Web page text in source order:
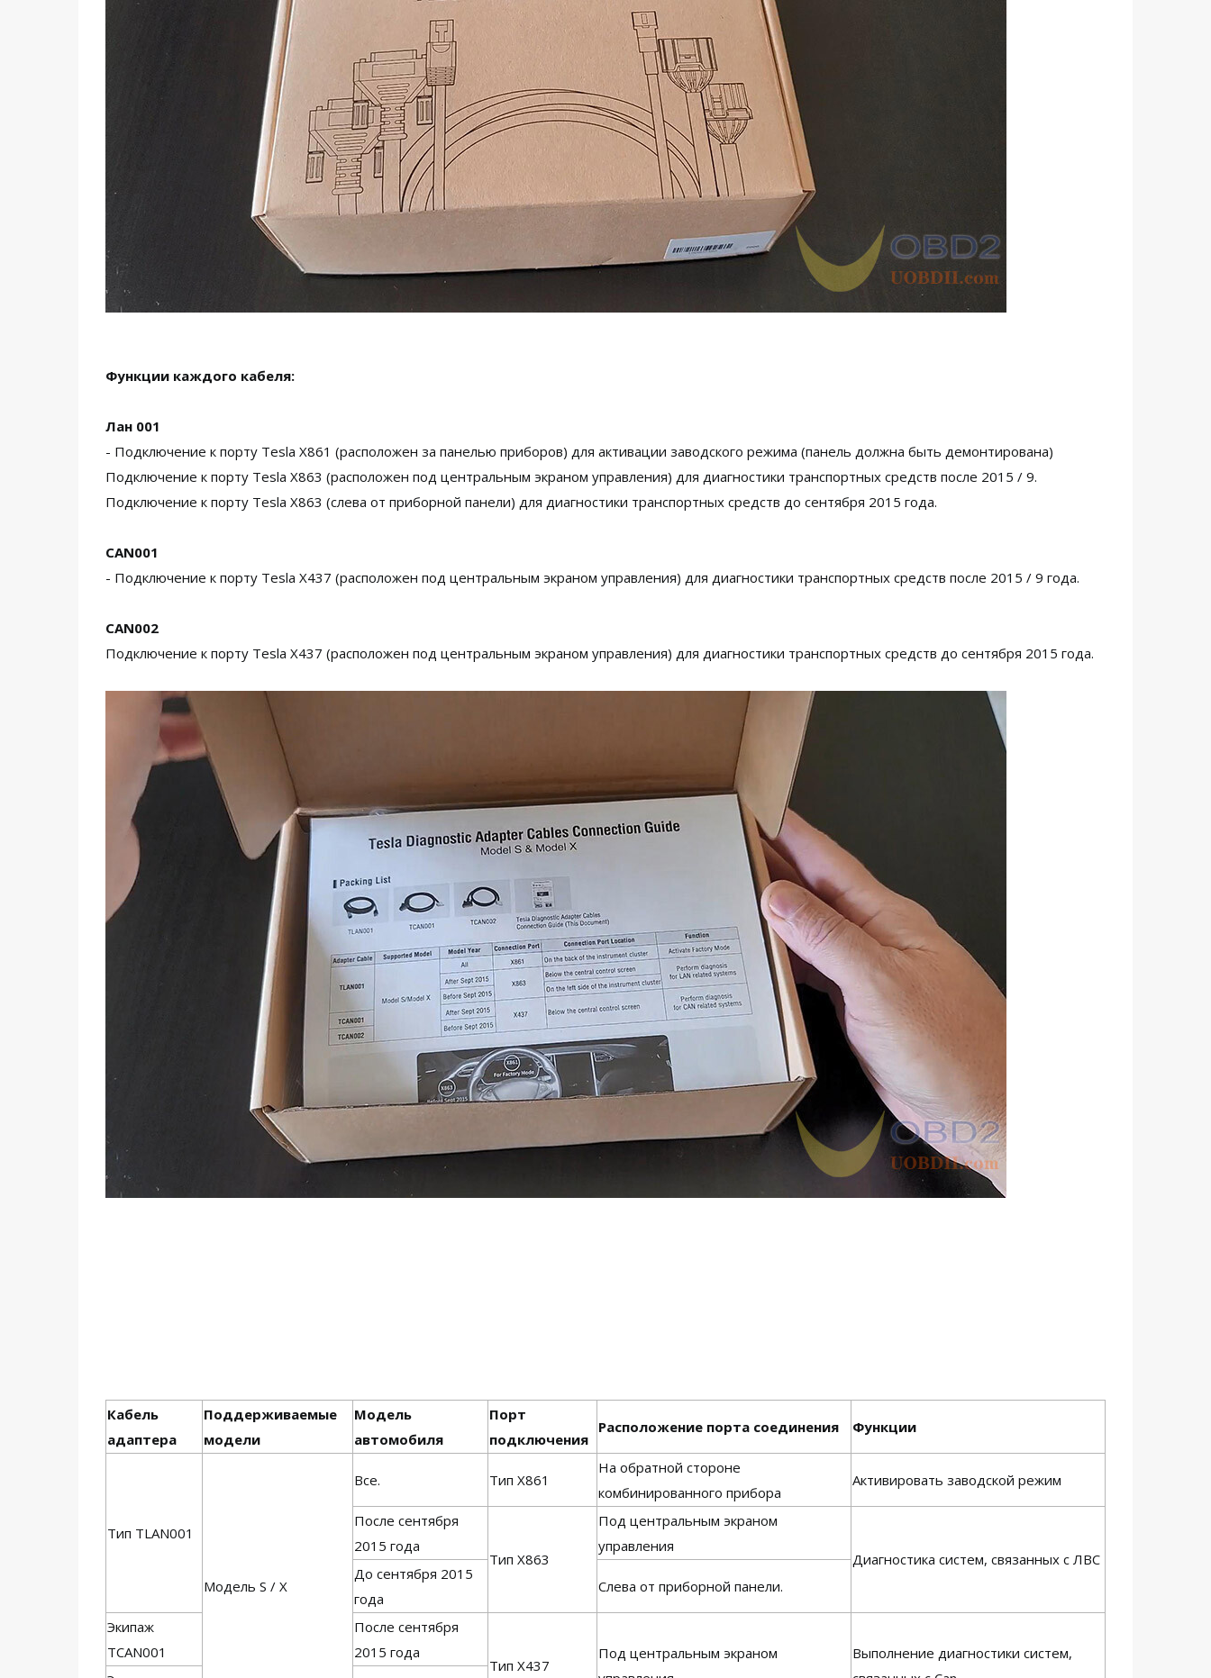
Функции каждого кабеля:
Лан 001
- Подключение к порту Tesla X861 (расположен за панелью приборов) для активации заводского режима (панель должна быть демонтирована)
Подключение к порту Tesla X863 (расположен под центральным экраном управления) для диагностики транспортных средств после 2015 / 9.
Подключение к порту Tesla X863 (слева от приборной панели) для диагностики транспортных средств до сентября 2015 года.
CAN001
- Подключение к порту Tesla X437 (расположен под центральным экраном управления) для диагностики транспортных средств после 2015 / 9 года.
CAN002
Подключение к порту Tesla X437 (расположен под центральным экраном управления) для диагностики транспортных средств до сентября 2015 года.
Кабель
адаптера
Поддерживаемые
модели
Модель
автомобиля
Порт
подключения
Расположение порта соединения Функции
Тип TLAN001
Модель S / X
Все. Тип X861
На обратной стороне
комбинированного прибора
Активировать заводской режим
После сентября
2015 года
Тип X863
Под центральным экраном
управления
Диагностика систем, связанных с ЛВС
До сентября 2015
года
Слева от приборной панели.
Экипаж
TCAN001
После сентября
2015 года
Тип X437
Под центральным экраном
Выполнение диагностики систем,